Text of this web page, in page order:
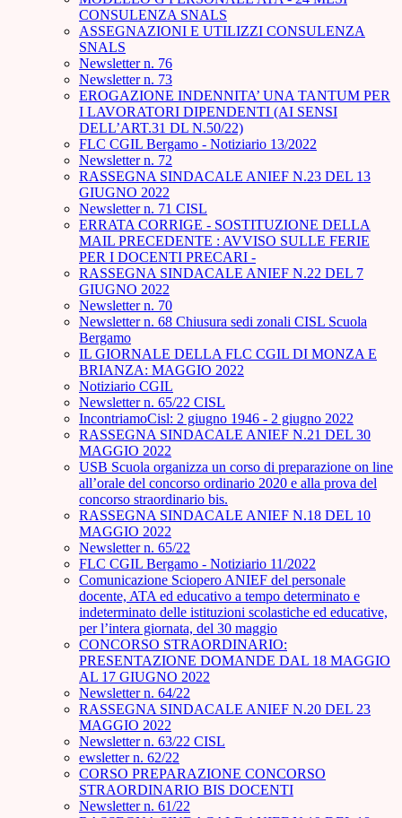
CONSULENZA SNALS
ASSEGNAZIONI E UTILIZZI CONSULENZA
SNALS
Newsletter n. 76
Newsletter n. 73
EROGAZIONE INDENNITA’ UNA TANTUM PER
I LAVORATORI DIPENDENTI (AI SENSI
DELL’ART.31 DL N.50/22)
FLC CGIL Bergamo - Notiziario 13/2022
Newsletter n. 72
RASSEGNA SINDACALE ANIEF N.23 DEL 13
GIUGNO 2022
Newsletter n. 71 CISL
ERRATA CORRIGE - SOSTITUZIONE DELLA
MAIL PRECEDENTE : AVVISO SULLE FERIE
PER I DOCENTI PRECARI -
RASSEGNA SINDACALE ANIEF N.22 DEL 7
GIUGNO 2022
Newsletter n. 70
Newsletter n. 68 Chiusura sedi zonali CISL Scuola
Bergamo
IL GIORNALE DELLA FLC CGIL DI MONZA E
BRIANZA: MAGGIO 2022
Notiziario CGIL
Newsletter n. 65/22 CISL
IncontriamoCisl: 2 giugno 1946 - 2 giugno 2022
RASSEGNA SINDACALE ANIEF N.21 DEL 30
MAGGIO 2022
USB Scuola organizza un corso di preparazione on line
all’orale del concorso ordinario 2020 e alla prova del
concorso straordinario bis.
RASSEGNA SINDACALE ANIEF N.18 DEL 10
MAGGIO 2022
Newsletter n. 65/22
FLC CGIL Bergamo - Notiziario 11/2022
Comunicazione Sciopero ANIEF del personale
docente, ATA ed educativo a tempo determinato e
indeterminato delle istituzioni scolastiche ed educative,
per l’intera giornata, del 30 maggio
CONCORSO STRAORDINARIO:
PRESENTAZIONE DOMANDE DAL 18 MAGGIO
AL 17 GIUGNO 2022
Newsletter n. 64/22
RASSEGNA SINDACALE ANIEF N.20 DEL 23
MAGGIO 2022
Newsletter n. 63/22 CISL
ewsletter n. 62/22
CORSO PREPARAZIONE CONCORSO
STRAORDINARIO BIS DOCENTI
Newsletter n. 61/22